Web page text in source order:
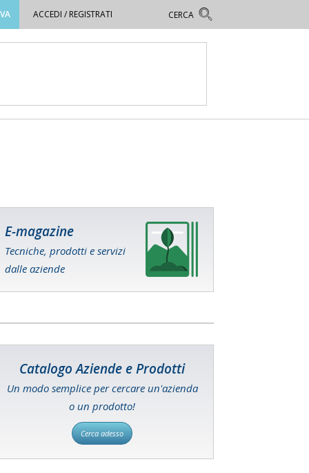
ACCEDI / REGISTRATI
E-magazine
Tecniche, prodotti e servizi
dalle aziende
Catalogo Aziende e Prodotti
Un modo semplice per cercare un'azienda
o un prodotto!
Cerca adesso